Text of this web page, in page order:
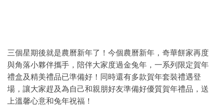
三個星期後就是農曆新年了！今個農曆新年，奇華餅家再度
與角落小夥伴攜手，陪伴大家度過金兔年，一系列限定賀年
禮盒及精美禮品已準備好！同時還有多款賀年套裝禮遇登
場，讓大家趕及為自己和親朋好友準備好優質賀年禮品，送
上溫馨心意和兔年祝福！